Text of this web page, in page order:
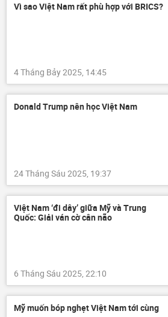
Vì sao Việt Nam rất phù hợp với BRICS?
4 Tháng Bảy 2025, 14:45
Donald Trump nên học Việt Nam
24 Tháng Sáu 2025, 19:37
Việt Nam ‘đi dây’ giữa Mỹ và Trung
Quốc: Giải ván cờ cân não
6 Tháng Sáu 2025, 22:10
Mỹ muốn bóp nghẹt Việt Nam tới cùng